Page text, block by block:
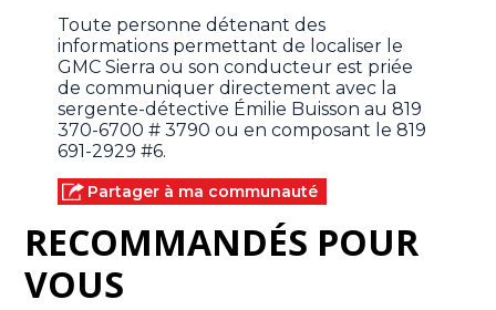
Toute personne détenant des
informations permettant de localiser le
GMC Sierra ou son conducteur est priée
de communiquer directement avec la
sergente-détective Émilie Buisson au 819
370-6700 # 3790 ou en composant le 819
691-2929 #6.
Partager à ma communauté
RECOMMANDÉS POUR
VOUS